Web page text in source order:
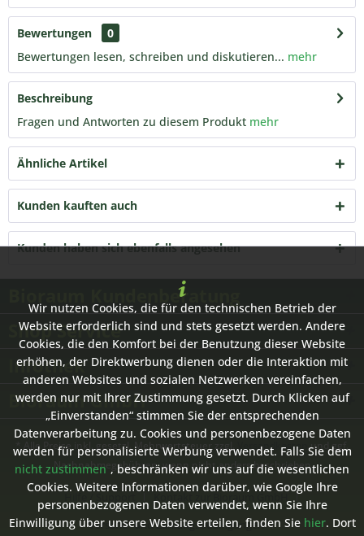
Bewertungen
0
Bewertungen lesen, schreiben und diskutieren... mehr
Beschreibung
Fragen und Antworten zu diesem Produkt mehr
Ähnliche Artikel
Kunden kauften auch
Kunden haben sich ebenfalls angesehen
Bioraum Kundenberatung
Shop Service
Infothek
Bioraum GmbH
* Alle Preise inkl. gesetzl. Mehrwertsteuer zzgl. Versandkosten und ggf.
Nachnahmegebühren, wenn nicht anders beschrieben
Hilfe / Support
Kontakt zur Bioraum GmbH
Versand- und Zahlungsbedingungen
Wir nutzen Cookies, die für den technischen Betrieb der
Website erforderlich sind und stets gesetzt werden. Andere
Cookies, die den Komfort bei der Benutzung dieser Website
erhöhen, der Direktwerbung dienen oder die Interaktion mit
anderen Websites und sozialen Netzwerken vereinfachen,
werden nur mit Ihrer Zustimmung gesetzt. Durch Klicken auf
„Einverstanden“ stimmen Sie der entsprechenden
Datenverarbeitung zu. Cookies und personenbezogene Daten
werden für personalisierte Werbung verwendet. Falls Sie dem
nicht zustimmen , beschränken wir uns auf die wesentlichen
Cookies. Weitere Informationen darüber, wie Google Ihre
personenbezogenen Daten verwendet, wenn Sie Ihre
Einwilligung über unsere Website erteilen, finden Sie hier. Dort